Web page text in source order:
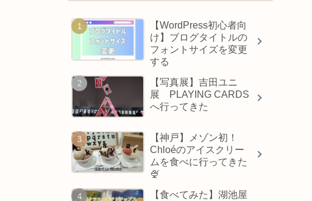
【WordPress初心者向
け】ブログタイトルの
フォントサイズを変更
する
【写真展】吉田ユニ
展 PLAYING CARDS
へ行ってきた
【神戸】メゾン初！
Chloéのアイスクリー
ムを食べに行ってきた
🍨
【食べてみた】湖池屋